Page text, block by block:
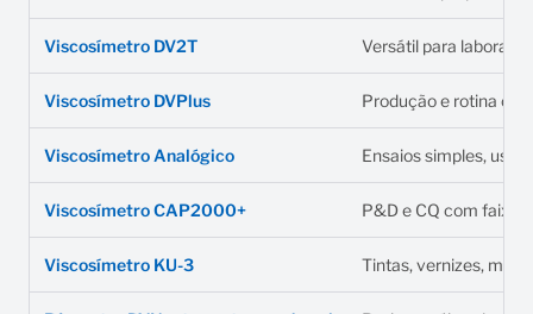
Viscosímetro DV2T Versátil para
Viscosímetro DVPlus Produção e rotina
Viscosímetro Analógico Ensaios simples, uso
Viscosímetro CAP2000+ P&D e CQ com faixa
Viscosímetro KU-3 Tintas, vernizes,